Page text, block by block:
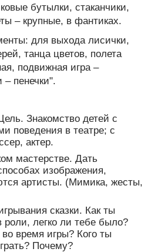
бутылки, стаканчики,
– крупные, в фантиках.
для выхода лисички,
танца цветов, полета
подвижная игра –
– пенечки".
Знакомство детей с
поведения в театре; с
актер.
мастерстве. Дать
изображения,
артисты. (Мимика, жесты,
сказки. Как ты
роли, легко ли тебе было?
время игры? Кого ты
Почему?